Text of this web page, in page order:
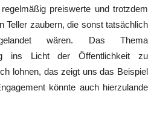
preiswerte und trotzdem
Teller zaubern, die sonst tatsächlich
wären. Das Thema
ins Licht der Öffentlichkeit zu
lohnen, das zeigt uns das Beispiel
könnte auch hierzulande